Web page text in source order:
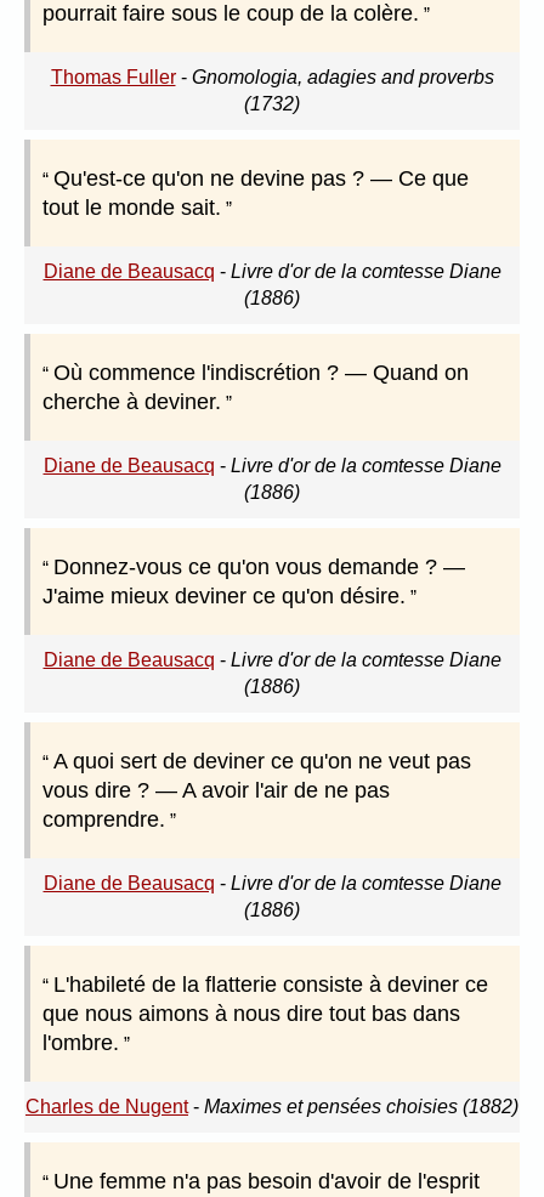
pourrait faire sous le coup de la colère.
Thomas Fuller- Gnomologia, adagies and proverbs
(1732)
Qu'est-ce qu'on ne devine pas ? — Ce que
tout le monde sait.
Diane de Beausacq - Livre d'or de la comtesse Diane
(1886)
Où commence l'indiscrétion ? — Quand on
cherche à deviner.
Diane de Beausacq - Livre d'or de la comtesse Diane
(1886)
Donnez-vous ce qu'on vous demande ? —
J'aime mieux deviner ce qu'on désire.
Diane de Beausacq - Livre d'or de la comtesse Diane
(1886)
A quoi sert de deviner ce qu'on ne veut pas
vous dire ? — A avoir l'air de ne pas
comprendre.
Diane de Beausacq - Livre d'or de la comtesse Diane
(1886)
L'habileté de la flatterie consiste à deviner ce
que nous aimons à nous dire tout bas dans
l'ombre.
Charles de Nugent- Maximes et pensées choisies (1882)
Une femme n'a pas besoin d'avoir de l'esprit